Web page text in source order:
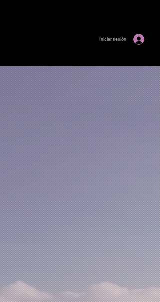
Iniciar sesión